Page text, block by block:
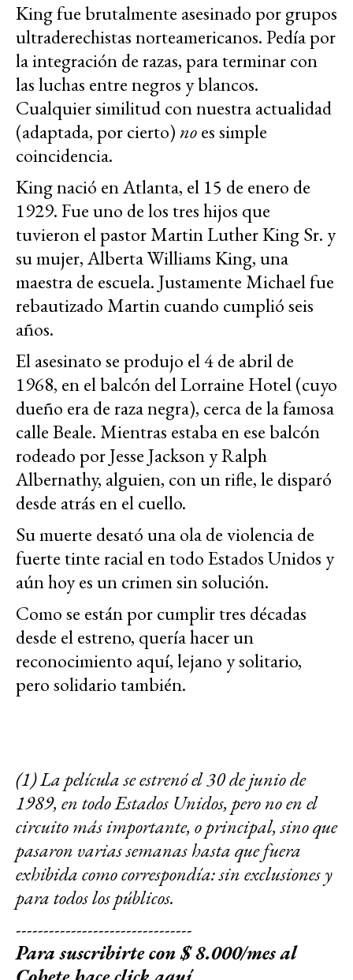
King fue brutalmente asesinado por grupos
ultraderechistas norteamericanos. Pedía por
la integración de razas, para terminar con
las luchas entre negros y blancos.
Cualquier similitud con nuestra actualidad
(adaptada, por cierto) noes simple
coincidencia.
King nació en Atlanta, el 15 de enero de
1929. Fue uno de los tres hijos que
tuvieron el pastor Martin Luther King Sr. y
su mujer, Alberta Williams King, una
maestra de escuela. Justamente Michael fue
rebautizado Martin cuando cumplió seis
años.
El asesinato se produjo el 4 de abril de
1968, en el balcón del Lorraine Hotel (cuyo
dueño era de raza negra), cerca de la famosa
calle Beale. Mientras estaba en ese balcón
rodeado por Jesse Jackson y Ralph
Albernathy, alguien, con un rifle, le disparó
desde atrás en el cuello.
Su muerte desató una ola de violencia de
fuerte tinte racial en todo Estados Unidos y
aún hoy es un crimen sin solución.
Como se están por cumplir tres décadas
desde el estreno, quería hacer un
reconocimiento aquí, lejano y solitario,
pero solidario también.
(1) La película se estrenó el 30 de junio de
1989, en todo Estados Unidos, pero no en el
circuito más importante, o principal, sino que
pasaron varias semanas hasta que fuera
exhibida como correspondía: sin exclusiones y
para todos los públicos.
--------------------------------
Para suscribirte con $ 8.000/mes al